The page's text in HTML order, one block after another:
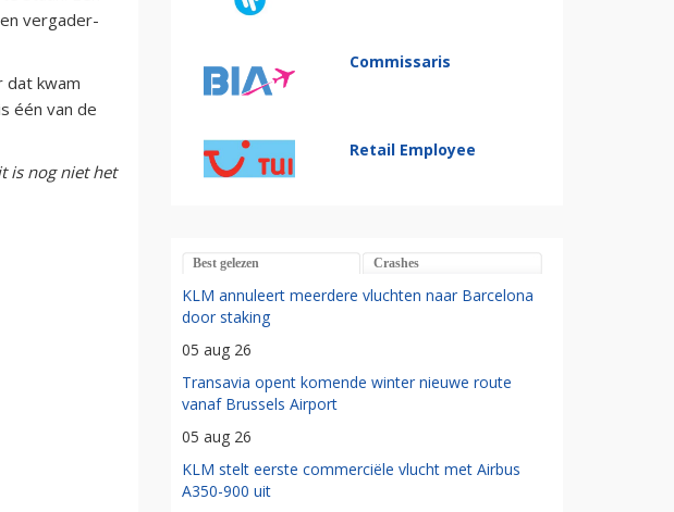
vergader-
dat kwam
één van de
is nog niet het
Commissaris
Retail Employee
Best gelezen Crashes
KLM annuleert meerdere vluchten naar Barcelona
door staking
05 aug 26
Transavia opent komende winter nieuwe route
vanaf Brussels Airport
05 aug 26
KLM stelt eerste commerciële vlucht met Airbus
A350-900 uit